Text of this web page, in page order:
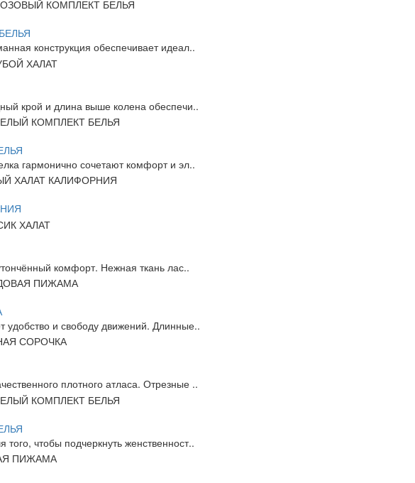
конструкция обеспечивает идеал..
крой и длина выше колена обеспечи..
гармонично сочетают комфорт и эл..
комфорт. Нежная ткань лас..
удобство и свободу движений. Длинные..
плотного атласа. Отрезные ..
чтобы подчеркнуть женственност..